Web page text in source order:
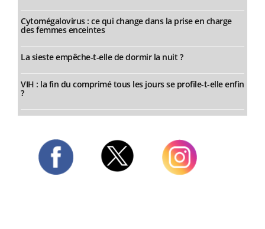
Cytomégalovirus : ce qui change dans la prise en charge
des femmes enceintes
La sieste empêche-t-elle de dormir la nuit ?
VIH : la fin du comprimé tous les jours se profile-t-elle enfin
?